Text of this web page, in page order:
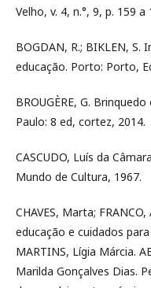
Velho, v. 4, n.°, 9, p. 159
BOGDAN, R.; BIKLEN,
educação. Porto: Porto,
BROUGÈRE, G.
Paulo: 8 ed, cortez, 2014.
CASCUDO, Luís da
Mundo de Cultura, 1967.
CHAVES, Marta;
educação e cuidados
MARTINS, Lígia Márcia.
Marilda Gonçalves Dias.